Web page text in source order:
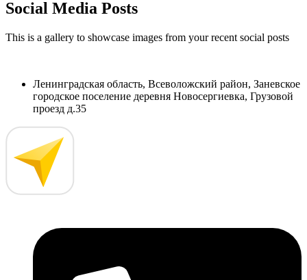
Social Media Posts
This is a gallery to showcase images from your recent social posts
Ленинградская область, Всеволожский район, Заневское
городское поселение деревня Новосергиевка, Грузовой
проезд д.35